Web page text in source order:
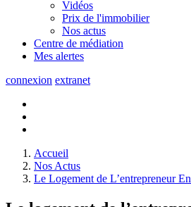
Vidéos
Prix de l'immobilier
Nos actus
Centre de médiation
Mes alertes
connexion extranet
Accueil
Nos Actus
Le Logement de L’entrepreneur